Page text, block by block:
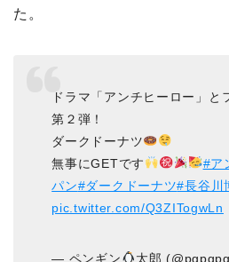
た。
ドラマ「アンチヒーロー」と
第２弾！
ダークドーナツ
無事にGETです
#ア
パン#ダークドーナツ#長谷川
pic.twitter.com/Q3ZITogwLn
— ペンギン 太郎